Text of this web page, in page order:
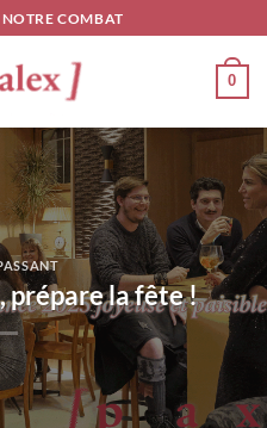
COMBAT
0
prépare la fête !